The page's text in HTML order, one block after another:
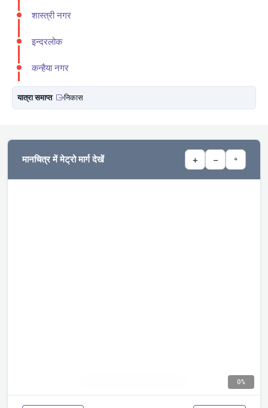
शास्त्री नगर
इन्दरलोक
कन्हैया नगर
यात्रा समाप्त निकास
मानचित्र में मेट्रो मार्ग देखें + − ⌖
0%